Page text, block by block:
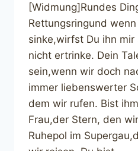
[Widmung]Rundes
Rettungsringund
sinke,wirfst Du ihn
nicht ertrinke. Dein
sein,wenn wir doch
immer liebenswerter
dem wir rufen. Bist
Frau,der Stern, den
Ruhepol im